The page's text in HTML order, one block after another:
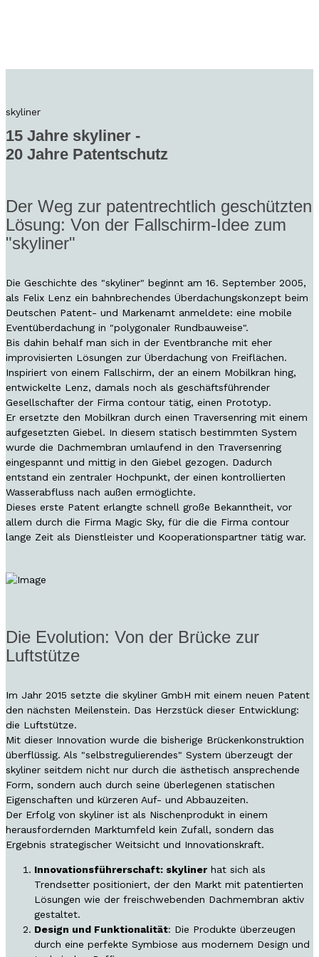
skyliner
15 Jahre skyliner -
20 Jahre Patentschutz
Der Weg zur patentrechtlich geschützten
Lösung: Von der Fallschirm-Idee zum
"skyliner"
Die Geschichte des "skyliner" beginnt am 16. September 2005,
als Felix Lenz ein bahnbrechendes Überdachungskonzept beim
Deutschen Patent- und Markenamt anmeldete: eine mobile
Eventüberdachung in "polygonaler Rundbauweise".
Bis dahin behalf man sich in der Eventbranche mit eher
improvisierten Lösungen zur Überdachung von Freiflächen.
Inspiriert von einem Fallschirm, der an einem Mobilkran hing,
entwickelte Lenz, damals noch als geschäftsführender
Gesellschafter der Firma contour tätig, einen Prototyp.
Er ersetzte den Mobilkran durch einen Traversenring mit einem
aufgesetzten Giebel. In diesem statisch bestimmten System
wurde die Dachmembran umlaufend in den Traversenring
eingespannt und mittig in den Giebel gezogen. Dadurch
entstand ein zentraler Hochpunkt, der einen kontrollierten
Wasserabfluss nach außen ermöglichte.
Dieses erste Patent erlangte schnell große Bekanntheit, vor
allem durch die Firma Magic Sky, für die die Firma contour
lange Zeit als Dienstleister und Kooperationspartner tätig war.
Die Evolution: Von der Brücke zur
Luftstütze
Im Jahr 2015 setzte die skyliner GmbH mit einem neuen Patent
den nächsten Meilenstein. Das Herzstück dieser Entwicklung:
die Luftstütze.
Mit dieser Innovation wurde die bisherige Brückenkonstruktion
überflüssig. Als "selbstregulierendes" System überzeugt der
skyliner seitdem nicht nur durch die ästhetisch ansprechende
Form, sondern auch durch seine überlegenen statischen
Eigenschaften und kürzeren Auf- und Abbauzeiten.
Der Erfolg von skyliner ist als Nischenprodukt in einem
herausfordernden Marktumfeld kein Zufall, sondern das
Ergebnis strategischer Weitsicht und Innovationskraft.
Innovationsführerschaft: skyliner hat sich als
Trendsetter positioniert, der den Markt mit patentierten
Lösungen wie der freischwebenden Dachmembran aktiv
gestaltet.
Design und Funktionalität: Die Produkte überzeugen
durch eine perfekte Symbiose aus modernem Design und